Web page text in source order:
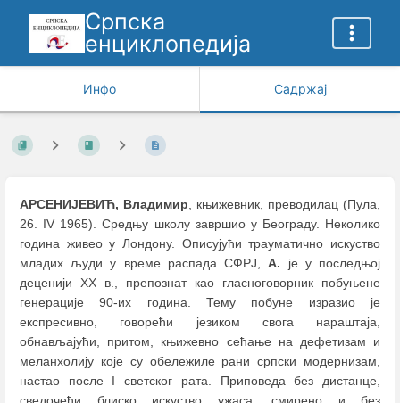
Српска
енциклопедија
Инфо Садржај
АРСЕНИЈЕВИЋ, Владимир, књижевник, преводилац (Пула,
26. IV 1965). Средњу школу завршио у Београду. Неколико
година живео у Лондону. Описујући трауматично искуство
младих људи у време распада СФРЈ,А. је у последњој
деценији XX в., препознат као гласноговорник побуњене
генерације 90-их година. Тему побуне изразио је
експресивно, говорећи језиком свога нараштаја,
обнављајући, притом, књижевно сећање на дефетизам и
меланхолију које су обележиле рани српски модернизам,
настао после I светског рата. Приповеда без дистанце,